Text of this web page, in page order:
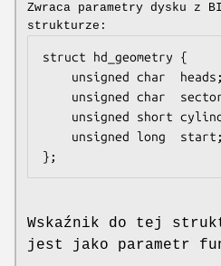
Zwraca parametry dysku z
strukturze:
struct hd_geometry {
};
Wskaźnik do tej
jest jako parametr